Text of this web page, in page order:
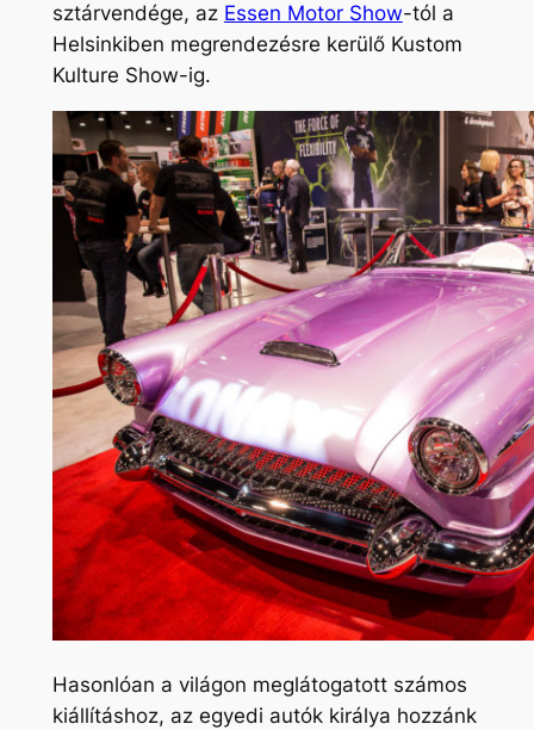
sztárvendége, az Essen Motor Show-tól a
Helsinkiben megrendezésre kerülő Kustom
Kulture Show-ig.
Hasonlóan a világon meglátogatott számos
kiállításhoz, az egyedi autók királya hozzánk